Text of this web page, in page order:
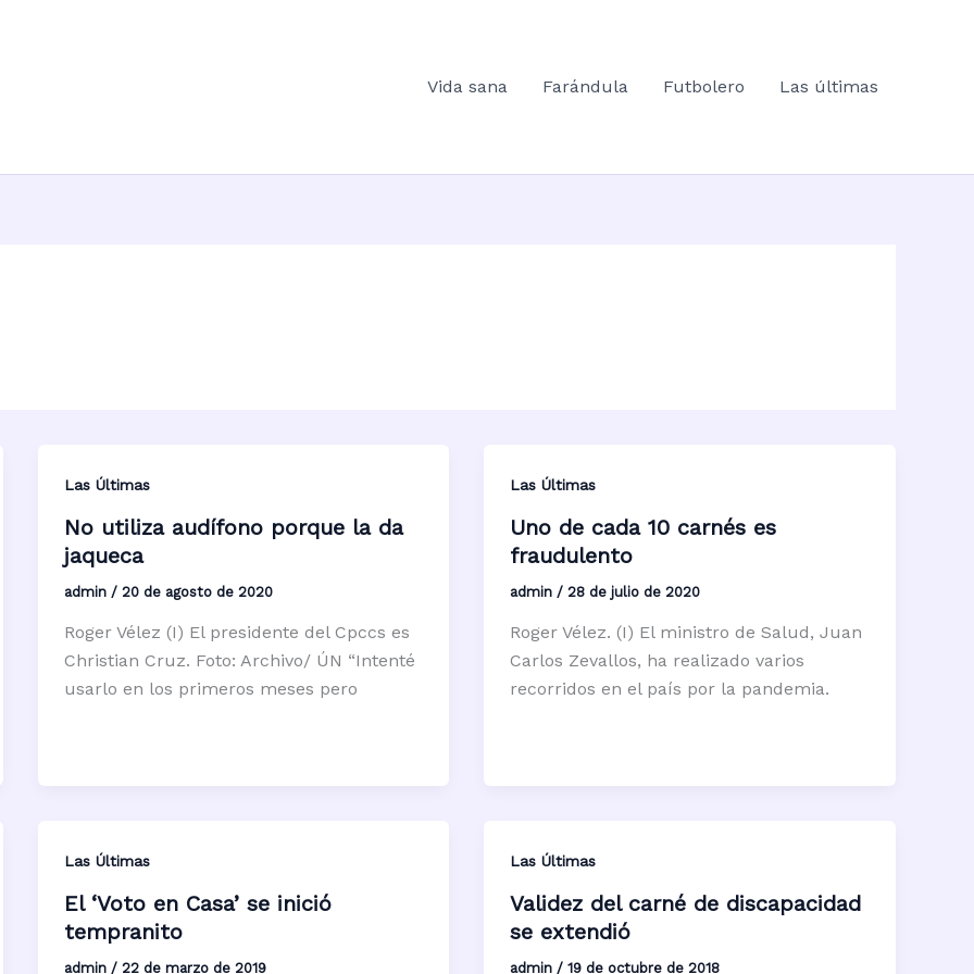
Vida sana
Farándula Futbolero Las últimas
Las Últimas
No utiliza audífono porque la da
jaqueca
admin / 20 de agosto de 2020
Roger Vélez (I) El presidente del Cpccs es
Christian Cruz. Foto: Archivo/ ÚN “Intenté
usarlo en los primeros meses pero
Las Últimas
Uno de cada 10 carnés es
fraudulento
admin /28 de julio de 2020
Roger Vélez. (I) El ministro de Salud, Juan
Carlos Zevallos, ha realizado varios
recorridos en el país por la pandemia.
Las Últimas
El ‘Voto en Casa’ se inició
tempranito
admin / 22 de marzo de 2019
Las Últimas
Validez del carné de discapacidad
se extendió
admin/19 de octubre de 2018